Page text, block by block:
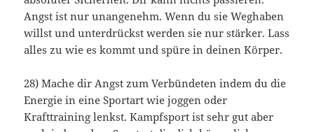
Angst ist nur unangenehm. Wenn du sie Weghaben
willst und unterdrückst werden sie nur stärker. Lass
alles zu wie es kommt und spüre in deinen Körper.
28) Mache dir Angst zum Verbündeten indem du die
Energie in eine Sportart wie joggen oder
Krafttraining lenkst. Kampfsport ist sehr gut aber